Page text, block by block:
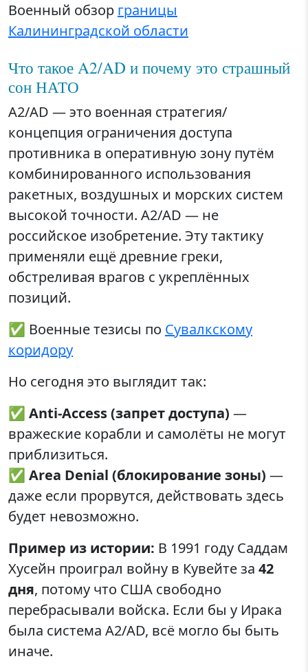
Военный обзор границы
Калининградской области
Что такое A2/AD и почему это страшный
сон НАТО
A2/AD — это военная стратегия/
концепция ограничения доступа
противника в оперативную зону путём
комбинированного использования
ракетных, воздушных и морских систем
высокой точности. A2/AD — не
российское изобретение. Эту тактику
применяли ещё древние греки,
обстреливая врагов с укреплённых
позиций.
✅ Военные тезисы по Сувалкскому
коридору
Но сегодня это выглядит так:
✅ Anti-Access (запрет доступа) —
вражеские корабли и самолёты не могут
приблизиться.
✅ Area Denial (блокирование зоны) —
даже если прорвутся, действовать здесь
будет невозможно.
Пример из истории: В 1991 году Саддам
Хусейн проиграл войну в Кувейте за 42
дня, потому что США свободно
перебрасывали войска. Если бы у Ирака
была система A2/AD, всё могло бы быть
иначе.